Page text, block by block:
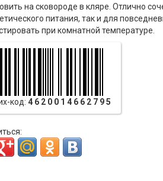
на сковороде в кляре. Отлично
питания, так и для
при комнатной температуре.
код: 4620014662795